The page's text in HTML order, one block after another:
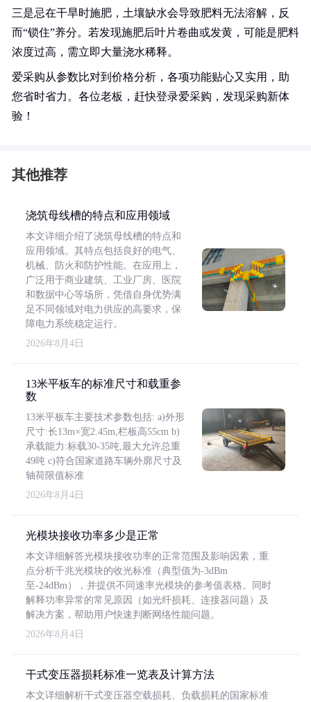
三是忌在干旱时施肥，土壤缺水会导致肥料无法溶解，反
而“锁住”养分。若发现施肥后叶片卷曲或发黄，可能是肥料
浓度过高，需立即大量浇水稀释。
爱采购从参数比对到价格分析，各项功能贴心又实用，助
您省时省力。各位老板，赶快登录爱采购，发现采购新体
验！
其他推荐
浇筑母线槽的特点和应用领域
本文详细介绍了浇筑母线槽的特点和
应用领域。其特点包括良好的电气、
机械、防火和防护性能。在应用上，
广泛用于商业建筑、工业厂房、医院
和数据中心等场所，凭借自身优势满
足不同领域对电力供应的高要求，保
障电力系统稳定运行。
2026年8月4日
13米平板车的标准尺寸和载重参
数
13米平板车主要技术参数包括: a)外形
尺寸:长13m×宽2.45m,栏板高55cm b)
承载能力:标载30-35吨,最大允许总重
49吨 c)符合国家道路车辆外廓尺寸及
轴荷限值标准
2026年8月4日
光模块接收功率多少是正常
本文详细解答光模块接收功率的正常范围及影响因素，重
点分析千兆光模块的收光标准（典型值为-3dBm
至-24dBm），并提供不同速率光模块的参考值表格。同时
解释功率异常的常见原因（如光纤损耗、连接器问题）及
解决方案，帮助用户快速判断网络性能问题。
2026年8月4日
干式变压器损耗标准一览表及计算方法
本文详细解析干式变压器空载损耗、负载损耗的国家标准